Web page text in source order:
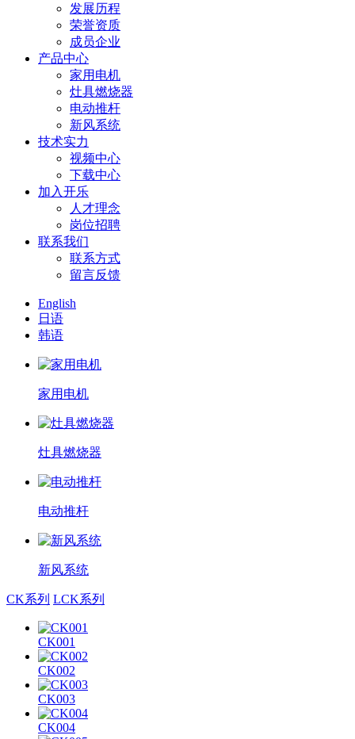
发展历程
荣誉资质
成员企业
产品中心
家用电机
灶具燃烧器
电动推杆
新风系统
技术实力
视频中心
下载中心
加入开乐
人才理念
岗位招聘
联系我们
联系方式
留言反馈
English
日语
韩语
家用电机
灶具燃烧器
电动推杆
新风系统
CK系列 LCK系列
CK001
CK002
CK003
CK004